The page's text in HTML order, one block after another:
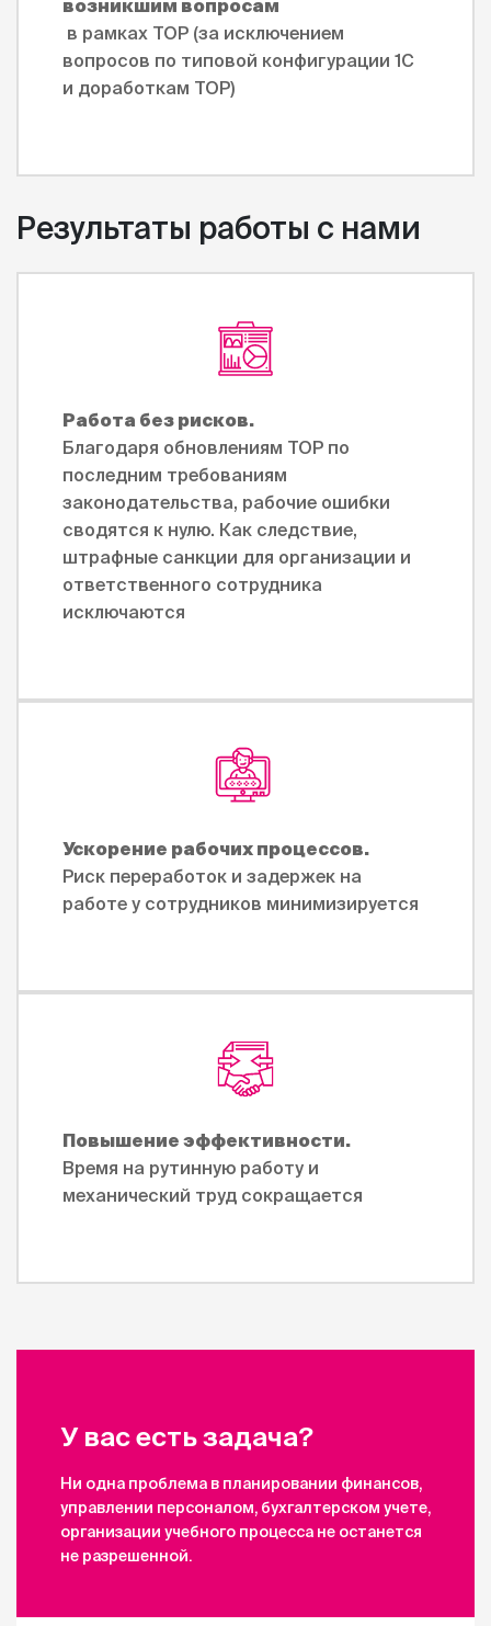
возникшим вопросам
в рамках ТОР (за исключением
вопросов по типовой конфигурации 1С
и доработкам ТОР)
Результаты работы с нами
Работа без рисков.
Благодаря обновлениям ТОР по
последним требованиям
законодательства, рабочие ошибки
сводятся к нулю. Как следствие,
штрафные санкции для организации и
ответственного сотрудника
исключаются
Ускорение рабочих процессов.
Риск переработок и задержек на
работе у сотрудников минимизируется
Повышение эффективности.
Время на рутинную работу и
механический труд сокращается
У вас есть задача?
Ни одна проблема в планировании финансов,
управлении персоналом, бухгалтерском учете,
организации учебного процесса не останется
не разрешенной.